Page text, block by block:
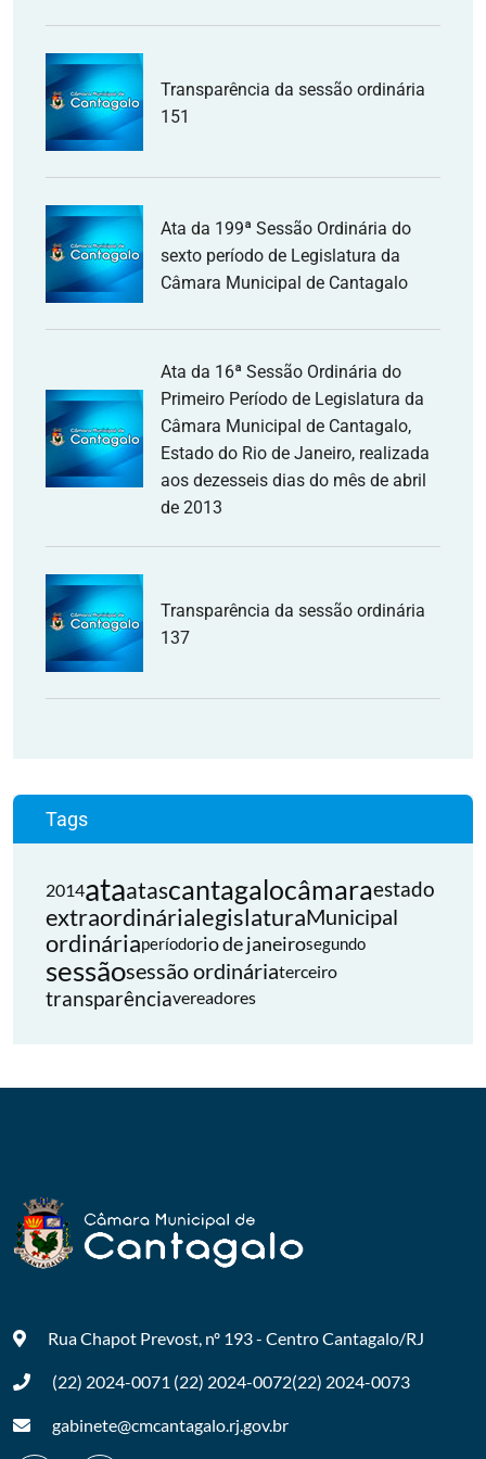
Transparência da sessão ordinária
151
Ata da 199ª Sessão Ordinária do
sexto período de Legislatura da
Câmara Municipal de Cantagalo
Ata da 16ª Sessão Ordinária do
Primeiro Período de Legislatura da
Câmara Municipal de Cantagalo,
Estado do Rio de Janeiro, realizada
aos dezesseis dias do mês de abril
de 2013
Transparência da sessão ordinária
137
Tags
2014ataatascantagalocâmaraestado
extraordinárialegislaturaMunicipal
ordináriaperíodorio de janeirosegundo
sessãosessão ordináriaterceiro
transparênciavereadores
Rua Chapot Prevost, nº 193 - CentroCantagalo/RJ
(22) 2024-0071 (22) 2024-0072(22) 2024-0073
gabinete@cmcantagalo.rj.gov.br